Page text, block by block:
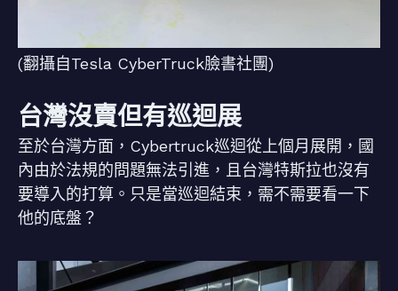
(翻攝自Tesla CyberTruck臉書社團)
台灣沒賣但有巡迴展
至於台灣方面，Cybertruck巡迴從上個月展開，國
內由於法規的問題無法引進，且台灣特斯拉也沒有
要導入的打算。只是當巡迴結束，需不需要看一下
他的底盤？